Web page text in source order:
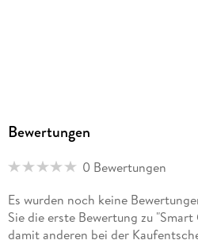
Bewertungen
0 Bewertungen
Es wurden noch keine
Sie die erste Bewertung zu
damit anderen bei der